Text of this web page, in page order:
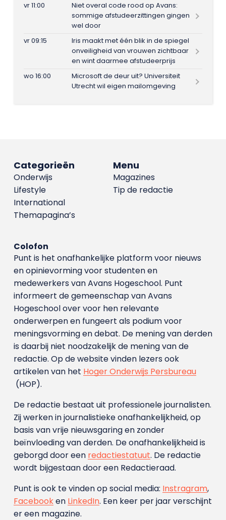
vr 11:00
Niet overal code rood op Avans:
sommige afstudeerzittingen gingen
wel door
vr 09:15
Iris maakt met één blik in de spiegel
onveiligheid van vrouwen zichtbaar
en wint daarmee afstudeerprijs
wo 16:00
Microsoft de deur uit? Universiteit
Utrecht wil eigen mailomgeving
Menu
Magazines
Tip de redactie
Categorieën
Onderwijs
Lifestyle
International
Themapagina’s
Colofon
Punt is het onafhankelijke platform voor nieuws
en opinievorming voor studenten en
medewerkers van Avans Hoge­school. Punt
informeert de gemeenschap van Avans
Hogeschool over voor hen relevante
onderwerpen en fungeert als podium voor
meningsvorming en debat. De mening van derden
is daarbij niet noodzakelijk de mening van de
redactie. Op de website vinden lezers ook
artikelen van het Hoger Onderwijs Persbureau
(HOP).
De redactie bestaat uit professionele journalisten.
Zij werken in journalistieke onafhankelijkheid, op
basis van vrije nieuwsgaring en zonder
beïnvloeding van derden. De onafhankelijkheid is
geborgd door een redactiestatuut. De redactie
wordt bijgestaan door een Redactieraad.
Punt is ook te vinden op social media: Instragram,
Facebooken LinkedIn. Een keer per jaar verschijnt
er een magazine.